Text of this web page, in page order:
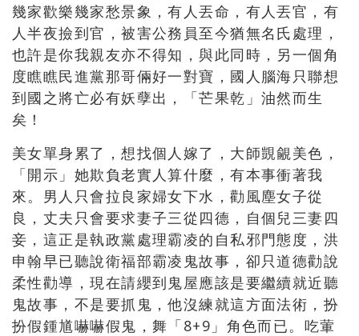
幾家歡樂幾家愁景象，有人丟命，有人丟官，有
人半夜撿到官，被害公務員至今猶無名氏處理，
也許是你我親友亦不得知，與此同時，另一個角
度瞧瞧民進黨那哥倆好一對寶，國人腦海只聯想
到國之將亡必有妖孽出，「芒果乾」油然而生
矣！
美女單身累了，想找個人嫁了，大師覬覦美色，
「開示」她欺負老實人算什麼，有本事衝著我
來。男人只會拉良家婦女下水，勸風塵女子從
良，丈夫只會要求妻子三從四德，自個兒三妻四
妾，這正是執政黨處理霸凌的自私邪門態度，洪
申翰早已聽說衛福部霸凌鬼故事，卻只道德勸說
柔性勸導，現在請纓到鬼屋應該是要繼續就近聽
鬼故事，不是要抓鬼，他沒練就這方面法術，扮
扮假鍾馗嚇嚇假鬼，舞「8+9」角色而已。吃葷